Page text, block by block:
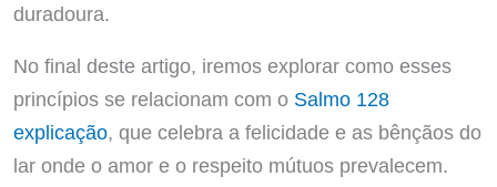
duradoura.
No final deste artigo, iremos explorar como esses
princípios se relacionam com o Salmo 128
explicação, que celebra a felicidade e as bênçãos do
lar onde o amor e o respeito mútuos prevalecem.